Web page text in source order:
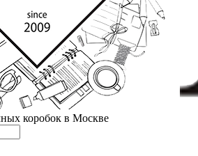
коробок в Москве